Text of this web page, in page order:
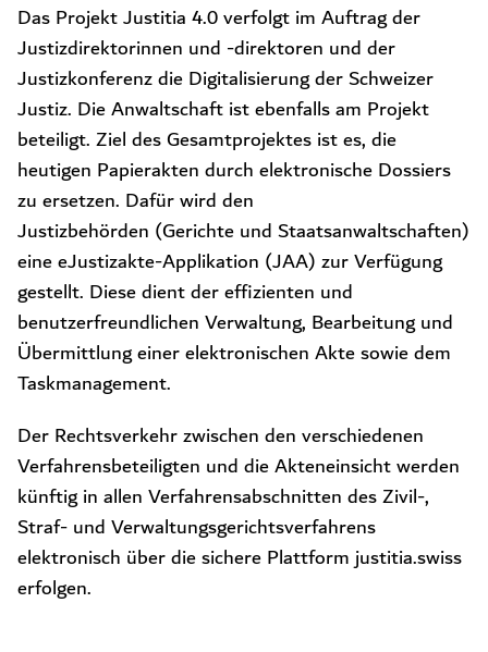
Das Projekt Justitia 4.0 verfolgt im Auftrag der
Justizdirektorinnen und -direktoren und der
Justizkonferenz die Digitalisierung der Schweizer
Justiz. Die Anwaltschaft ist ebenfalls am Projekt
beteiligt. Ziel des Gesamtprojektes ist es, die
heutigen Papierakten durch elektronische Dossiers
zu ersetzen. Dafür wird den
Justizbehörden (Gerichte und Staatsanwaltschaften)
eine eJustizakte-Applikation (JAA) zur Verfügung
gestellt. Diese dient der effizienten und
benutzerfreundlichen Verwaltung, Bearbeitung und
Übermittlung einer elektronischen Akte sowie dem
Taskmanagement.
Der Rechtsverkehr zwischen den verschiedenen
Verfahrensbeteiligten und die Akteneinsicht werden
künftig in allen Verfahrensabschnitten des Zivil-,
Straf- und Verwaltungsgerichtsverfahrens
elektronisch über die sichere Plattform justitia.swiss
erfolgen.